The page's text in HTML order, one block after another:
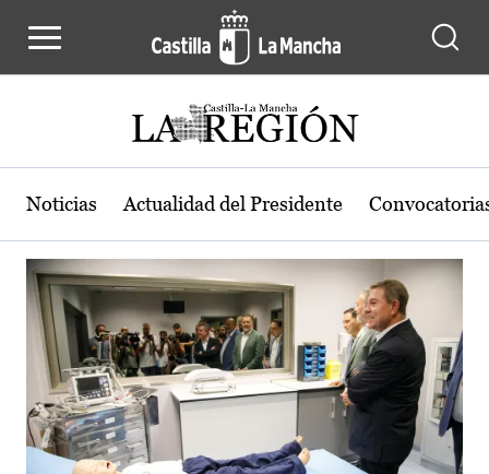
Actualidad de la región de Castilla-
Noticias Actualidad del Presidente